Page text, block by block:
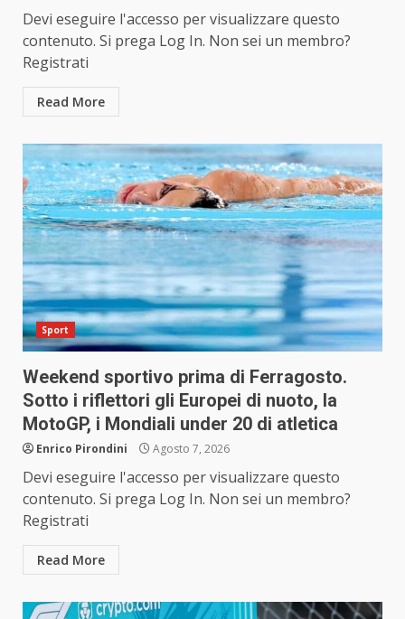
Devi eseguire l'accesso per visualizzare questo
contenuto. Si prega Log In. Non sei un membro?
Registrati
Read More
Sport
Weekend sportivo prima di Ferragosto.
Sotto i riflettori gli Europei di nuoto, la
MotoGP, i Mondiali under 20 di atletica
Enrico Pirondini Agosto 7, 2026
Devi eseguire l'accesso per visualizzare questo
contenuto. Si prega Log In. Non sei un membro?
Registrati
Read More